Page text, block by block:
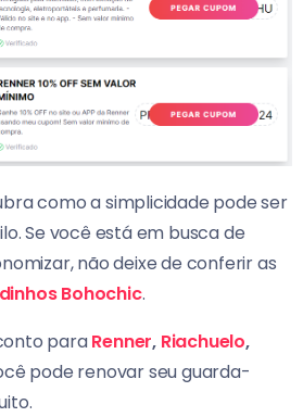
como a simplicidade pode ser
Se você está em busca de
não deixe de conferir as
Bohochic.
paraRenner, Riachuelo,
pode renovar seu guarda-